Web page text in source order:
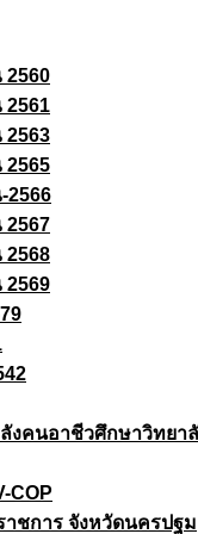
2560
2561
2563
2565
2566
2567
2568
2569
งคนอาชีวศึกษาวิทยา
COP
าชการ จังหวัดนครปฐม